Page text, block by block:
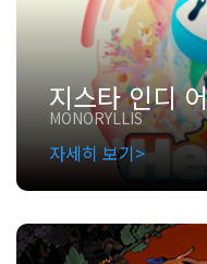
MONORYLLIS
자세히 보기